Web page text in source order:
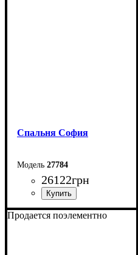
Спальня София
27784
26122грн
Продается поэлементно